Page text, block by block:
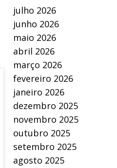
julho 2026
junho 2026
maio 2026
abril 2026
março 2026
fevereiro 2026
janeiro 2026
dezembro 2025
novembro 2025
outubro 2025
setembro 2025
agosto 2025